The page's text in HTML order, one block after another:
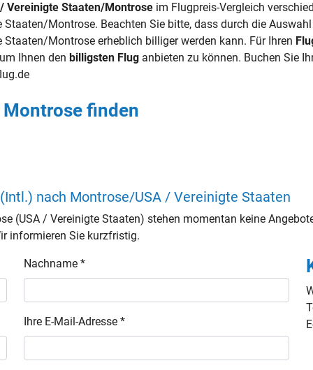
Vereinigte Staaten/Montrose im Flugpreis-Vergleich
Montrose. Beachten Sie bitte, dass durch die
Montrose erheblich billiger werden kann. Für Ihren
Ihnen denbilligsten Flug anbieten zu können. Buchen Sie
finden
nach Montrose/USA / Vereinigte Staaten
(USA / Vereinigte Staaten) stehen momentan keine
informieren Sie kurzfristig.
Nachname *
Ihre E-Mail-Adresse *